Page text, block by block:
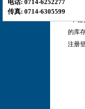
注
不需
的库
注册
电话: 0714-6252277
传真: 0714-6305599